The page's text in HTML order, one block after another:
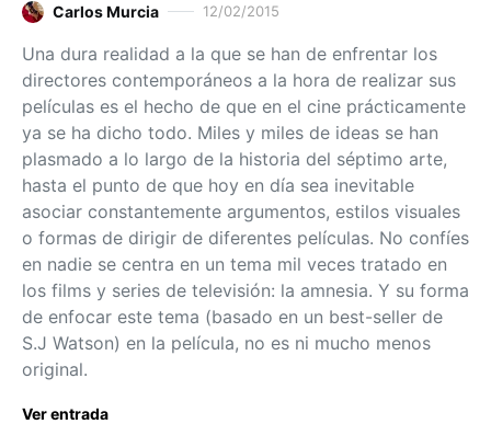
Carlos Murcia 12/02/2015
Una dura realidad a la que se han de enfrentar los
directores contemporáneos a la hora de realizar sus
películas es el hecho de que en el cine prácticamente
ya se ha dicho todo. Miles y miles de ideas se han
plasmado a lo largo de la historia del séptimo arte,
hasta el punto de que hoy en día sea inevitable
asociar constantemente argumentos, estilos visuales
o formas de dirigir de diferentes películas. No confíes
en nadie se centra en un tema mil veces tratado en
los films y series de televisión: la amnesia. Y su forma
de enfocar este tema (basado en un best-seller de
S.J Watson) en la película, no es ni mucho menos
original.
Ver entrada